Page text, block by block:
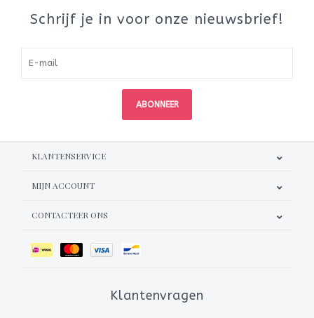
Schrijf je in voor onze nieuwsbrief!
ABONNEER
KLANTENSERVICE
MIJN ACCOUNT
CONTACTEER ONS
Klantenvragen